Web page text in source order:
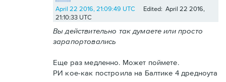
April 22 2016, 21:09:49 UTC
Edited: April 22 2016,
21:10:33 UTC
Вы действительно так думаете или просто
зарапортовались
Еще раз медленно. Может поймете.
РИ кое-как построила на Балтике 4 дредноута